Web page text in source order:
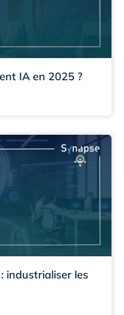
IA en 2025 ?
industrialiser les